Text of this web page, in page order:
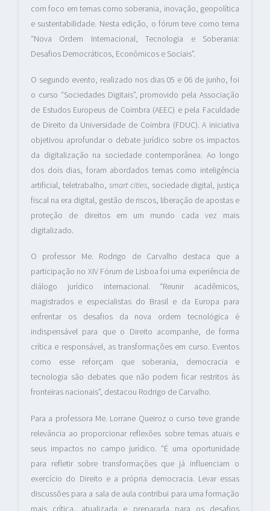
com foco em temas como soberania, inovação, geopolítica
e sustentabilidade. Nesta edição, o fórum teve como tema
“Nova Ordem Internacional, Tecnologia e Soberania:
Desafios Democráticos, Econômicos e Sociais”.
O segundo evento, realizado nos dias 05 e 06 de junho, foi
o curso “Sociedades Digitais”, promovido pela Associação
de Estudos Europeus de Coimbra (AEEC) e pela Faculdade
de Direito da Universidade de Coimbra (FDUC). A iniciativa
objetivou aprofundar o debate jurídico sobre os impactos
da digitalização na sociedade contemporânea. Ao longo
dos dois dias, foram abordados temas como inteligência
artificial, teletrabalho, smart cities, sociedade digital, justiça
fiscal na era digital, gestão de riscos, liberação de apostas e
proteção de direitos em um mundo cada vez mais
digitalizado.
O professor Me. Rodrigo de Carvalho destaca que a
participação no XIV Fórum de Lisboa foi uma experiência de
diálogo jurídico internacional. “Reunir acadêmicos,
magistrados e especialistas do Brasil e da Europa para
enfrentar os desafios da nova ordem tecnológica é
indispensável para que o Direito acompanhe, de forma
crítica e responsável, as transformações em curso. Eventos
como esse reforçam que soberania, democracia e
tecnologia são debates que não podem ficar restritos às
fronteiras nacionais”, destacou Rodrigo de Carvalho.
Para a professora Me. Lorrane Queiroz o curso teve grande
relevância ao proporcionar reflexões sobre temas atuais e
seus impactos no campo jurídico. “É uma oportunidade
para refletir sobre transformações que já influenciam o
exercício do Direito e a própria democracia. Levar essas
discussões para a sala de aula contribui para uma formação
mais crítica, atualizada e preparada para os desafios